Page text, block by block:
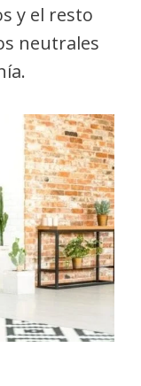
y el resto
neutrales